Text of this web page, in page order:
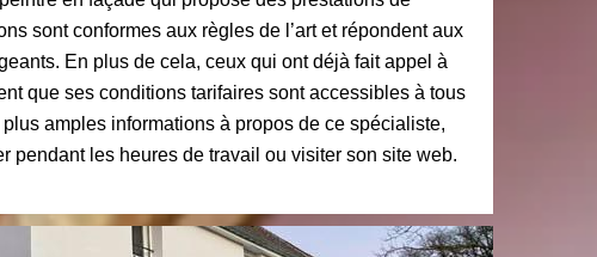
sont conformes aux règles de l’art et répondent aux
En plus de cela, ceux qui ont déjà fait appel à
que ses conditions tarifaires sont accessibles à tous
plus amples informations à propos de ce spécialiste,
pendant les heures de travail ou visiter son site web.